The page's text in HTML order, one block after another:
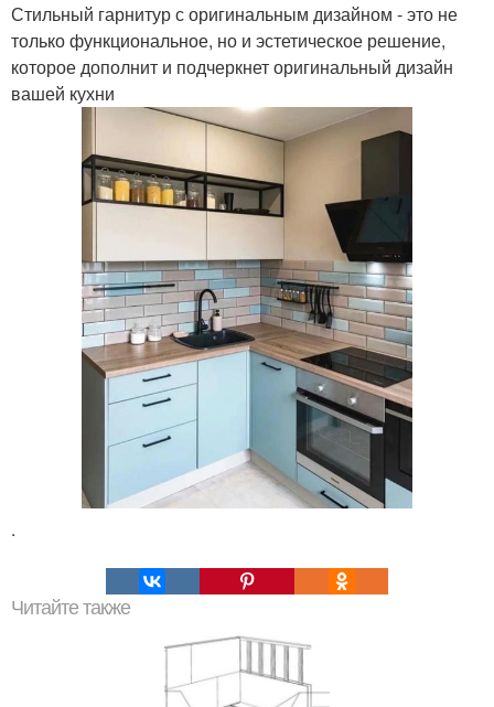
Стильный гарнитур с оригинальным дизайном - это не
только функциональное, но и эстетическое решение,
которое дополнит и подчеркнет оригинальный дизайн
вашей кухни
.
Читайте также